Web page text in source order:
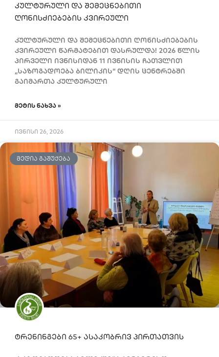
კულტურული და შემეცნებითი
ღონისძიებების კვირეული
კულტურული და შემეცნებითი ღონისძიებების
კვირეული წარმატებით დასრულდა! 2026 წლის
პირველი ივნისიდან 11 ივნისის ჩათვლით
„საზოგადოება ბილიკის“ დღის ცენტრებში
გაიმართა კულტურული
ᲛᲔᲢᲘᲡ ᲜᲐᲮᲕᲐ »
ივნისი 26, 2026
ᲛᲔᲓᲘᲐ ᲒᲐᲨᲣᲥᲔᲑᲐ
ტრენინგები 65+ ასაკობრივ პირთათვის